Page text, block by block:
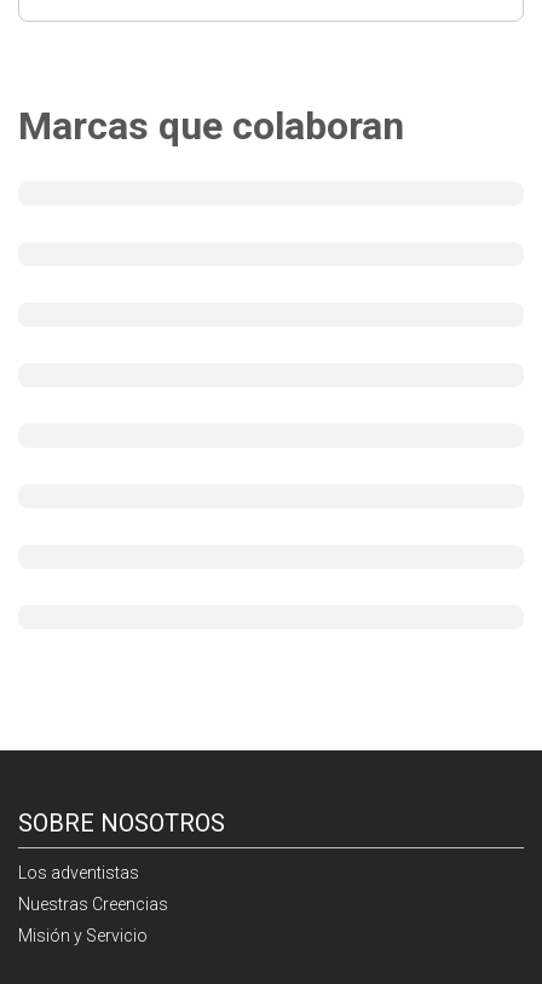
Marcas que colaboran
SOBRE NOSOTROS
Los adventistas
Nuestras Creencias
Misión y Servicio